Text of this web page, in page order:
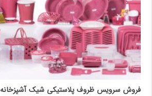
فروش سرویس ظروف پلاستیکی شیک آشپزخانه